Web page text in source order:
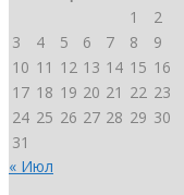
1
2
3
4 5 6 7 8
9
10 11 12 13 14 15 16
17 18 19 20 21 22 23
24 25 26 27 28 29 30
31
« Июл